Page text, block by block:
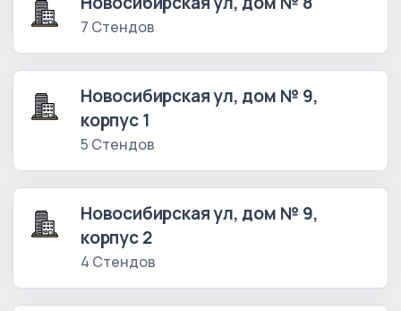
7 Стендов
Новосибирская ул, дом № 9,
корпус 1
5 Стендов
Новосибирская ул, дом № 9,
корпус 2
4 Стендов